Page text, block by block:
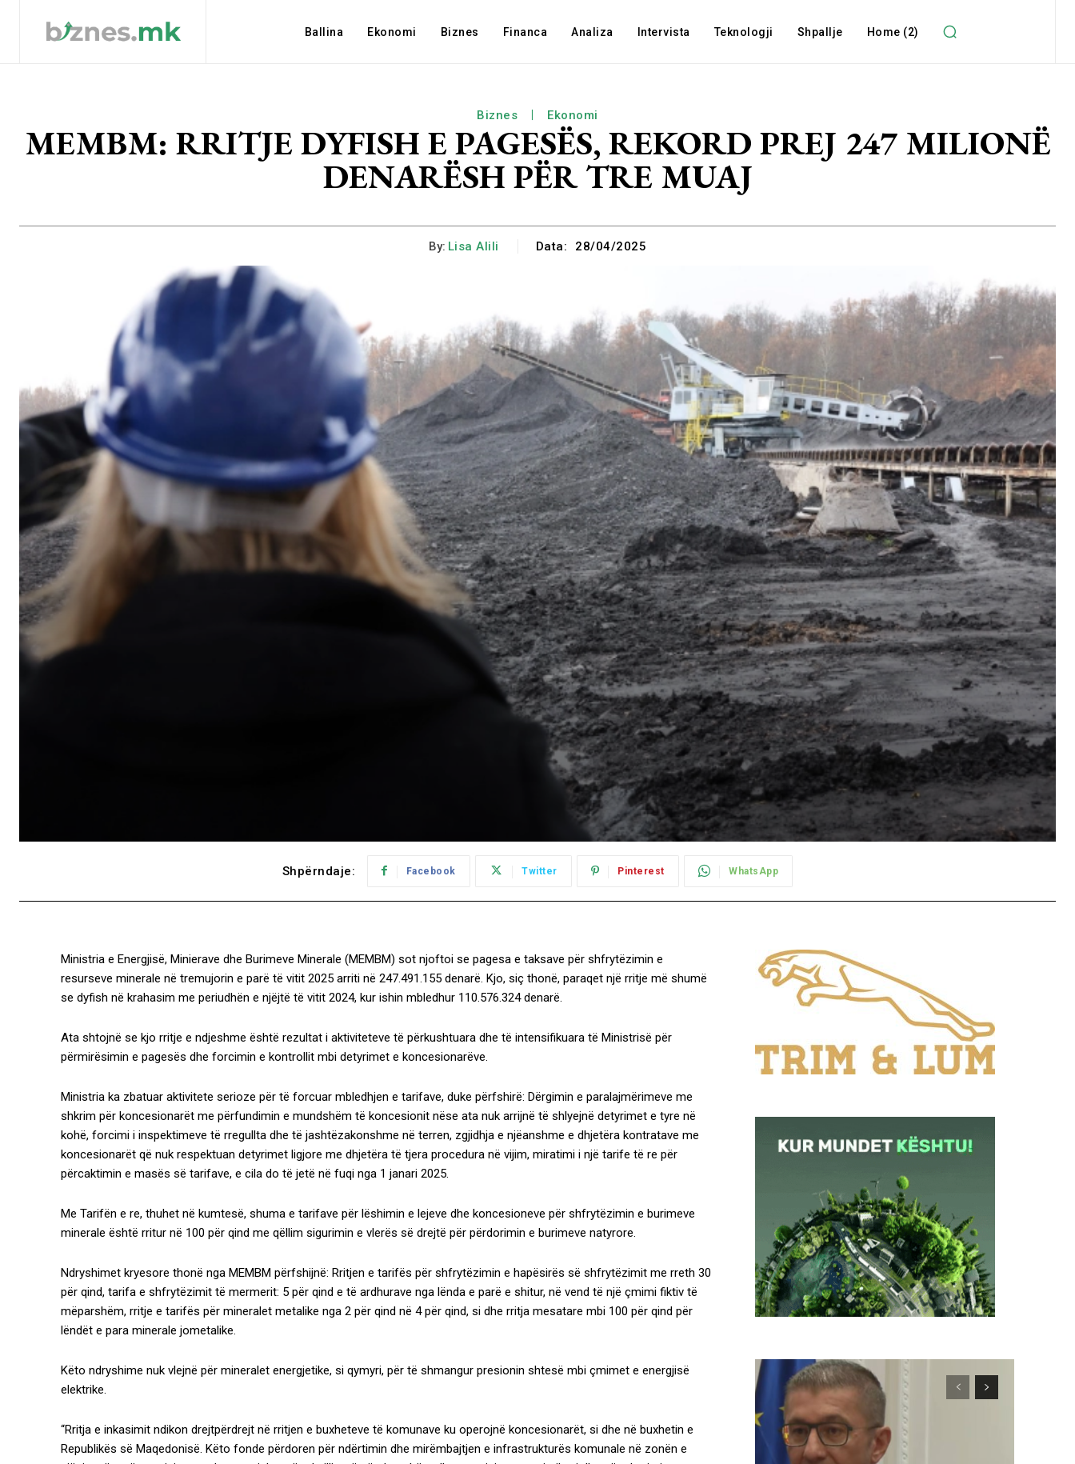
Ballina Ekonomi Biznes Financa Analiza Intervista Teknologji Shpallje Home (2)
Biznes Ekonomi
MEMBM: RRITJE DYFISH E PAGESËS, REKORD PREJ 247 MILIONË
DENARËSH PËR TRE MUAJ
By: Lisa Alili Data: 28/04/2025
Shpërndaje: Facebook Twitter Pinterest WhatsApp
Ministria e Energjisë, Minierave dhe Burimeve Minerale (MEMBM) sot njoftoi se pagesa e taksave për shfrytëzimin e
resurseve minerale në tremujorin e parë të vitit 2025 arriti në 247.491.155 denarë. Kjo, siç thonë, paraqet një rritje më shumë
se dyfish në krahasim me periudhën e njëjtë të vitit 2024, kur ishin mbledhur 110.576.324 denarë.
Ata shtojnë se kjo rritje e ndjeshme është rezultat i aktiviteteve të përkushtuara dhe të intensifikuara të Ministrisë për
përmirësimin e pagesës dhe forcimin e kontrollit mbi detyrimet e koncesionarëve.
Ministria ka zbatuar aktivitete serioze për të forcuar mbledhjen e tarifave, duke përfshirë: Dërgimin e paralajmërimeve me
shkrim për koncesionarët me përfundimin e mundshëm të koncesionit nëse ata nuk arrijnë të shlyejnë detyrimet e tyre në
kohë, forcimi i inspektimeve të rregullta dhe të jashtëzakonshme në terren, zgjidhja e njëanshme e dhjetëra kontratave me
koncesionarët që nuk respektuan detyrimet ligjore me dhjetëra të tjera procedura në vijim, miratimi i një tarife të re për
përcaktimin e masës së tarifave, e cila do të jetë në fuqi nga 1 janari 2025.
Me Tarifën e re, thuhet në kumtesë, shuma e tarifave për lëshimin e lejeve dhe koncesioneve për shfrytëzimin e burimeve
minerale është rritur në 100 për qind me qëllim sigurimin e vlerës së drejtë për përdorimin e burimeve natyrore.
Ndryshimet kryesore thonë nga MEMBM përfshijnë: Rritjen e tarifës për shfrytëzimin e hapësirës së shfrytëzimit me rreth 30
për qind, tarifa e shfrytëzimit të mermerit: 5 për qind e të ardhurave nga lënda e parë e shitur, në vend të një çmimi fiktiv të
mëparshëm, rritje e tarifës për mineralet metalike nga 2 për qind në 4 për qind, si dhe rritja mesatare mbi 100 për qind për
lëndët e para minerale jometalike.
Këto ndryshime nuk vlejnë për mineralet energjetike, si qymyri, për të shmangur presionin shtesë mbi çmimet e energjisë
elektrike.
“Rritja e inkasimit ndikon drejtpërdrejt në rritjen e buxheteve të komunave ku operojnë koncesionarët, si dhe në buxhetin e
Republikës së Maqedonisë. Këto fonde përdoren për ndërtimin dhe mirëmbajtjen e infrastrukturës komunale në zonën e